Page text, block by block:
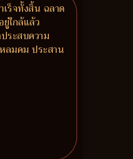
ร็จทั้งสิ้น ฉลาด
ใกล้แล้ว
ระสบความ
ลมคม ประสาน